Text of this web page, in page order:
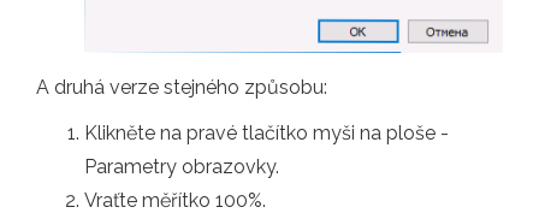
A druhá verze stejného způsobu:
Klikněte na pravé tlačítko myši na ploše -
Parametry obrazovky.
Vraťte měřítko 100%.